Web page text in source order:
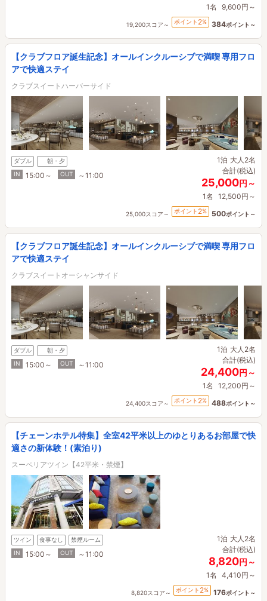
1名 9,600円～
19,200スコア～ ポイント 2% 384ポイント～
【クラブフロア誕生記念】オールインクルーシブで満喫 専用フロ
アで快適ステイ
クラブスイートハーバーサイド
ダブル
朝・夕
IN
15:00～ OUT ～11:00
1泊 大人2名
合計(税込)
25,000円～
1名 12,500円～
25,000スコア～ ポイント 2% 500ポイント～
【クラブフロア誕生記念】オールインクルーシブで満喫 専用フロ
アで快適ステイ
クラブスイートオーシャンサイド
ダブル
朝・夕
IN
15:00～ OUT ～11:00
1泊 大人2名
合計(税込)
24,400円～
1名 12,200円～
24,400スコア～ ポイント 2% 488ポイント～
【チェーンホテル特集】全室42平米以上のゆとりあるお部屋で快
適さの新体験！(素泊り)
スーペリアツイン【42平米・禁煙】
ツイン 食事なし
禁煙ルーム
IN
15:00～ OUT ～11:00
1泊 大人2名
合計(税込)
8,820円～
1名 4,410円～
8,820スコア～ ポイント 2% 176ポイント～